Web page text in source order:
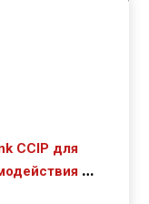
CCIP для
и